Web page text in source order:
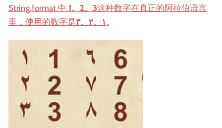
String.format 中 1、2、3这种数字在真正的阿拉伯语言
里，使用的数字是
١、٢、٣。